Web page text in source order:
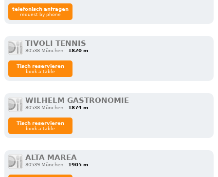
telefonisch anfragen
request by phone
TIVOLI TENNIS
80538 München 1820 m
Tisch reservieren
book a table
WILHELM GASTRONOMIE
80538 München 1874 m
Tisch reservieren
book a table
ALTA MAREA
80539 München 1905 m